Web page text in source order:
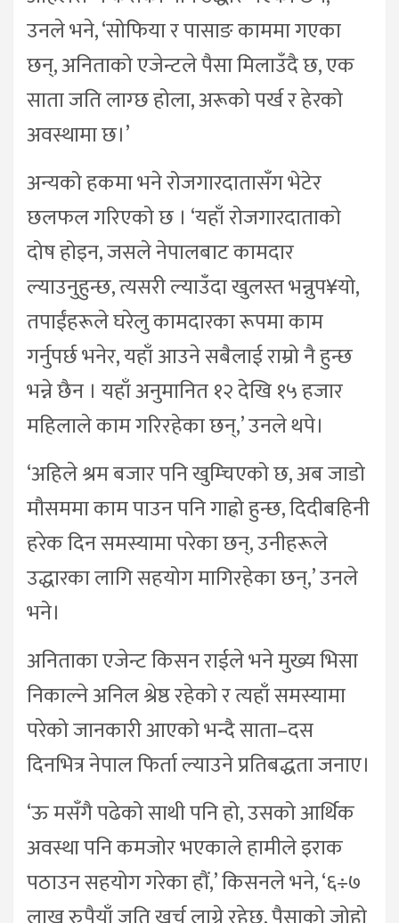
उनले भने, ‘सोफिया र पासाङ काममा गएका
छन्, अनिताको एजेन्टले पैसा मिलाउँदै छ, एक
साता जति लाग्छ होला, अरूको पर्ख र हेरको
अवस्थामा छ।’
अन्यको हकमा भने रोजगारदातासँग भेटेर
छलफल गरिएको छ । ‘यहाँ रोजगारदाताको
दोष होइन, जसले नेपालबाट कामदार
ल्याउनुहुन्छ, त्यसरी ल्याउँदा खुलस्त भन्नुप¥यो,
तपाईंहरूले घरेलु कामदारका रूपमा काम
गर्नुपर्छ भनेर, यहाँ आउने सबैलाई राम्रो नै हुन्छ
भन्ने छैन । यहाँ अनुमानित १२ देखि १५ हजार
महिलाले काम गरिरहेका छन्,’ उनले थपे।
‘अहिले श्रम बजार पनि खुम्चिएको छ, अब जाडो
मौसममा काम पाउन पनि गाह्रो हुन्छ, दिदीबहिनी
हरेक दिन समस्यामा परेका छन्, उनीहरूले
उद्धारका लागि सहयोग मागिरहेका छन्,’ उनले
भने।
अनिताका एजेन्ट किसन राईले भने मुख्य भिसा
निकाल्ने अनिल श्रेष्ठ रहेको र त्यहाँ समस्यामा
परेको जानकारी आएको भन्दै साता–दस
दिनभित्र नेपाल फिर्ता ल्याउने प्रतिबद्धता जनाए।
‘ऊ मसँगै पढेको साथी पनि हो, उसको आर्थिक
अवस्था पनि कमजोर भएकाले हामीले इराक
पठाउन सहयोग गरेका हौं,’ किसनले भने, ‘६÷७